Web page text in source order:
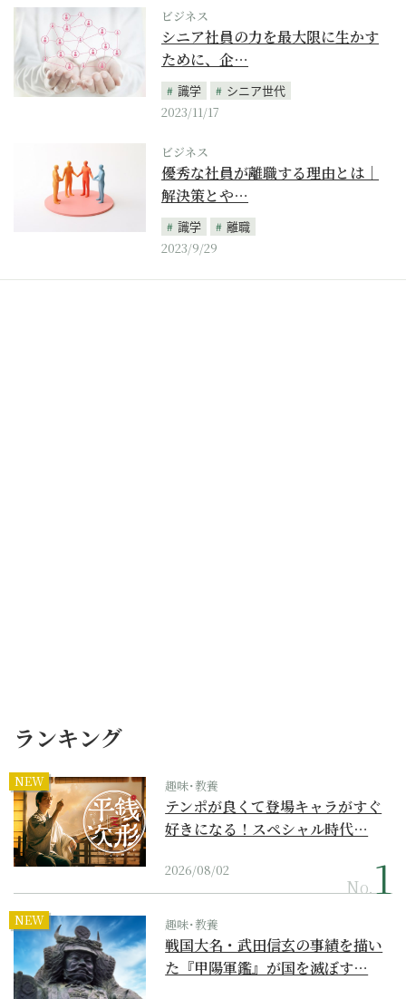
ビジネス
シニア社員の力を最大限に生かす
ために、企…
識学
シニア世代
2023/11/17
ビジネス
優秀な社員が離職する理由とは｜
解決策とや…
識学
離職
2023/9/29
ランキング
NEW 趣味･教養
テンポが良くて登場キャラがすぐ
好きになる！スペシャル時代…
2026/08/02
No.
NEW 趣味･教養
戦国大名・武田信玄の事績を描い
た『甲陽軍鑑』が国を滅ぼす…